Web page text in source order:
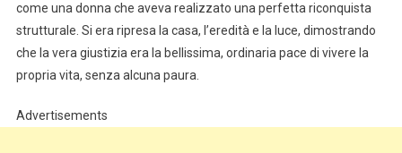
come una donna che aveva realizzato una perfetta riconquista
strutturale. Si era ripresa la casa, l’eredità e la luce, dimostrando
che la vera giustizia era la bellissima, ordinaria pace di vivere la
propria vita, senza alcuna paura.
Advertisements